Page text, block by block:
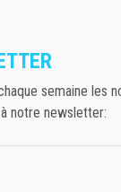
semaine les
notre newsletter: